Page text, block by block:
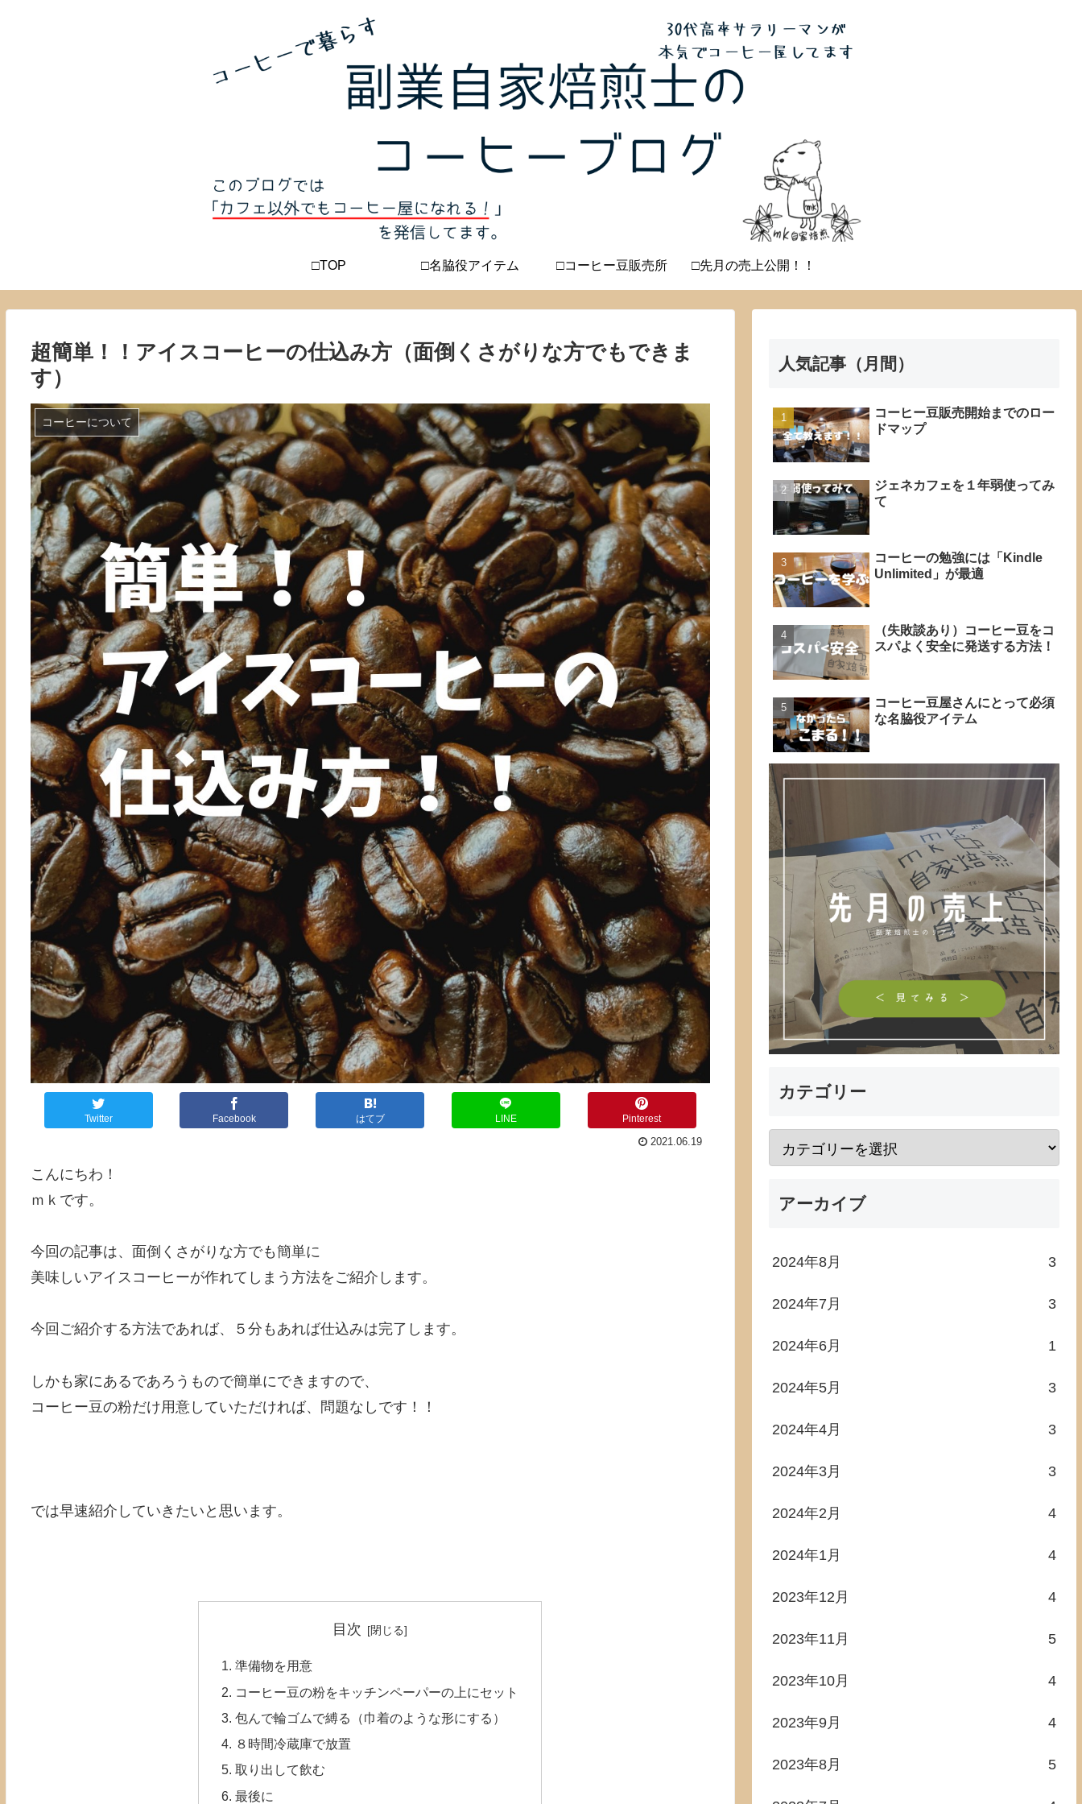
□TOP □名脇役アイテム □コーヒー豆販売所 □先月の売上公開！！
超簡単！！アイスコーヒーの仕込み方（面倒くさがりな方でもできま
す）
コーヒーについて
Twitter Facebook はてブ LINE Pinterest
2021.06.19
こんにちわ！
ｍｋです。
今回の記事は、面倒くさがりな方でも簡単に
美味しいアイスコーヒーが作れてしまう方法をご紹介します。
今回ご紹介する方法であれば、５分もあれば仕込みは完了します。
しかも家にあるであろうもので簡単にできますので、
コーヒー豆の粉だけ用意していただければ、問題なしです！！
では早速紹介していきたいと思います。
目次
準備物を用意
コーヒー豆の粉をキッチンペーパーの上にセット
包んで輪ゴムで縛る（巾着のような形にする）
８時間冷蔵庫で放置
取り出して飲む
最後に
人気記事（月間）
コーヒー豆販売開始までのロー
ドマップ
ジェネカフェを１年弱使ってみ
て
コーヒーの勉強には「Kindle
Unlimited」が最適
（失敗談あり）コーヒー豆をコ
スパよく安全に発送する方法！
コーヒー豆屋さんにとって必須
な名脇役アイテム
カテゴリー
アーカイブ
2024年8月 3
2024年7月 3
2024年6月 1
2024年5月 3
2024年4月 3
2024年3月 3
2024年2月 4
2024年1月 4
2023年12月 4
2023年11月 5
2023年10月 4
2023年9月 4
2023年8月 5